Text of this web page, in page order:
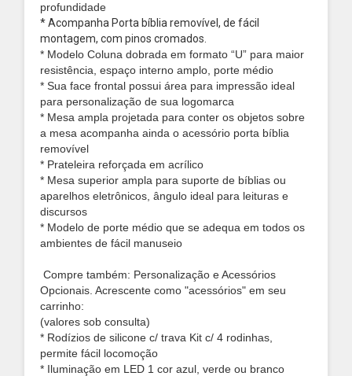
profundidade
* Acompanha Porta bíblia removível, de fácil
montagem, com pinos cromados.
* Modelo Coluna dobrada em formato “U” para maior
resistência, espaço interno amplo, porte médio
* Sua face frontal possui área para impressão ideal
para personalização de sua logomarca
* Mesa ampla projetada para conter os objetos sobre
a mesa acompanha ainda o acessório porta bíblia
removível
* Prateleira reforçada em acrílico
* Mesa superior ampla para suporte de bíblias ou
aparelhos eletrônicos, ângulo ideal para leituras e
discursos
* Modelo de porte médio que se adequa em todos os
ambientes de fácil manuseio
Compre também: Personalização e Acessórios
Opcionais. Acrescente como "acessórios" em seu
carrinho:
(valores sob consulta)
* Rodízios de silicone c/ trava Kit c/ 4 rodinhas,
permite fácil locomoção
* Iluminação em LED 1 cor azul, verde ou branco